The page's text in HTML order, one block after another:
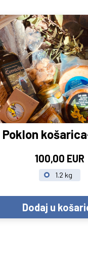
Poklon
100,00 EUR
1.2 kg